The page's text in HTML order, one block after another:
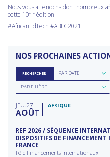
Nous vous attendons donc nombreux
cette 10ème édition.
#AfricanEdTech #ABLC2021
NOS PROCHAINES
RECHERCHER
Rechercher
parPAR DATE
Rechercher
parPAR FILIÈRE
JEU 27
AOÛT
AFRIQUE
REF 2026 / SÉQUENCE
DISPOSITIFS DE
FRANCE
Pôle Financements Internationaux